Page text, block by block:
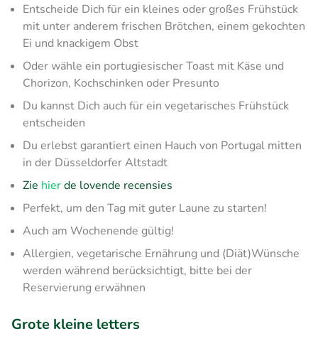
Entscheide Dich für ein kleines oder großes Frühstück
mit unter anderem frischen Brötchen, einem gekochten
Ei und knackigem Obst
Oder wähle ein portugiesischer Toast mit Käse und
Chorizon, Kochschinken oder Presunto
Du kannst Dich auch für ein vegetarisches Frühstück
entscheiden
Du erlebst garantiert einen Hauch von Portugal mitten
in der Düsseldorfer Altstadt
Zie hierde lovende recensies
Perfekt, um den Tag mit guter Laune zu starten!
Auch am Wochenende gültig!
Allergien, vegetarische Ernährung und (Diät)Wünsche
werden während berücksichtigt, bitte bei der
Reservierung erwähnen
Grote kleine letters